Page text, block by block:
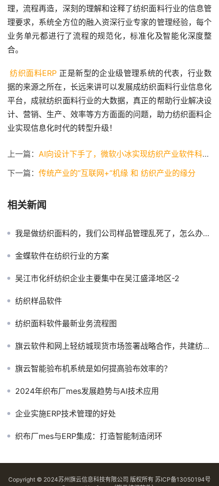
理，流程再造，深刻的理解和诠释了纺织面料行业的信息管
理要求，系统全方位的融入资深行业专家的管理经验，每个
业务单元都进行了流程的规范化，标准化及智能化深度整
合。
纺织面料ERP 正是新型的企业级管理系统的代表，行业数
据的来源之所在，长远来讲可以发展成纺织面料行业信息化
平台，成就纺织面料行业的大数据，真正的帮助行业解决设
计、营销、生产、效率等方方面面的问题，助力纺织面料企
业实现信息化时代的转型升级！
上一篇： AI向设计下手了，微软小冰实现纺织产业软件科技落地
下一篇： 传统产业的”互联网+”机缘 和 纺织产业的缘分
相关新闻
我是做纺织面料的，我们公司样品管理乱死了，怎么办？_百度知道
金蝶软件在纺织行业的方案
吴江市化纤纺织企业主要集中在吴江盛泽地区-2
纺织样品软件
纺织面料软件最新业务流程图
旗云软件和网上轻纺城现货市场签署战略合作，共建纺织服装快速供应链
旗云智能验布机系统是如何提高验布效率的？
2024年织布厂mes发展趋势与AI技术应用
企业实施ERP技术管理的好处
织布厂mes与ERP集成：打造智能制造闭环
Copyright © 2024苏州旗云信息科技有限公司 版权所有 苏ICP备13050194号